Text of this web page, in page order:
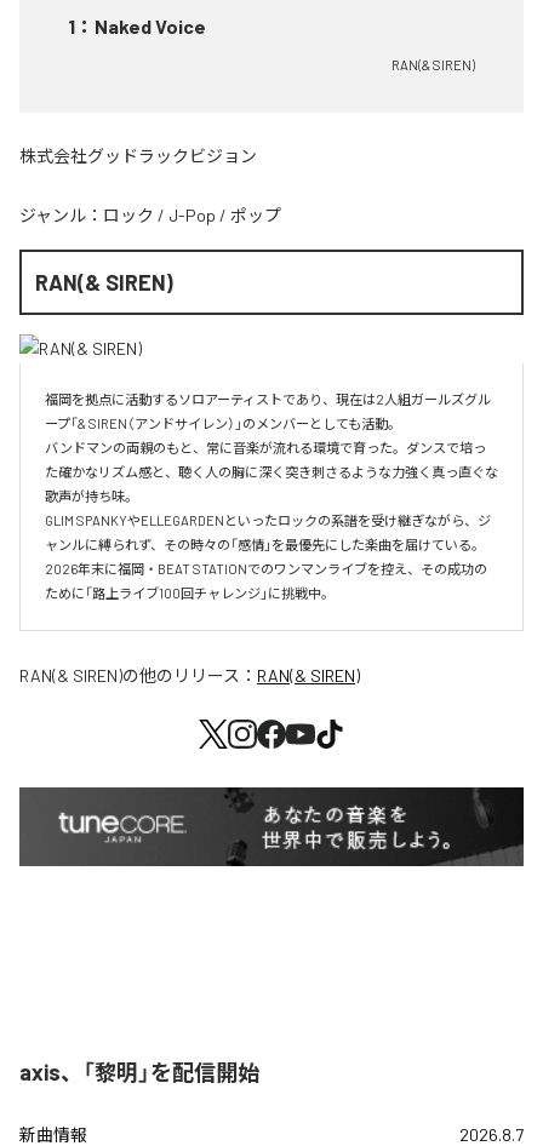
1 ： Naked Voice
RAN(& SIREN)
株式会社グッドラックビジョン
ジャンル： ロック / J-Pop / ポップ
RAN(& SIREN)
福岡を拠点に活動するソロアーティストであり、現在は2人組ガールズグル
ープ「& SIREN（アンドサイレン）」のメンバーとしても活動。
バンドマンの両親のもと、常に音楽が流れる環境で育った。ダンスで培っ
た確かなリズム感と、聴く人の胸に深く突き刺さるような力強く真っ直ぐな
歌声が持ち味。
GLIM SPANKYやELLEGARDENといったロックの系譜を受け継ぎながら、ジ
ャンルに縛られず、その時々の「感情」を最優先にした楽曲を届けている。
2026年末に福岡・BEAT STATIONでのワンマンライブを控え、その成功の
ために「路上ライブ100回チャレンジ」に挑戦中。
RAN(& SIREN)の他のリリース： RAN(& SIREN)
axis、「黎明」を配信開始
新曲情報 2026.8.7